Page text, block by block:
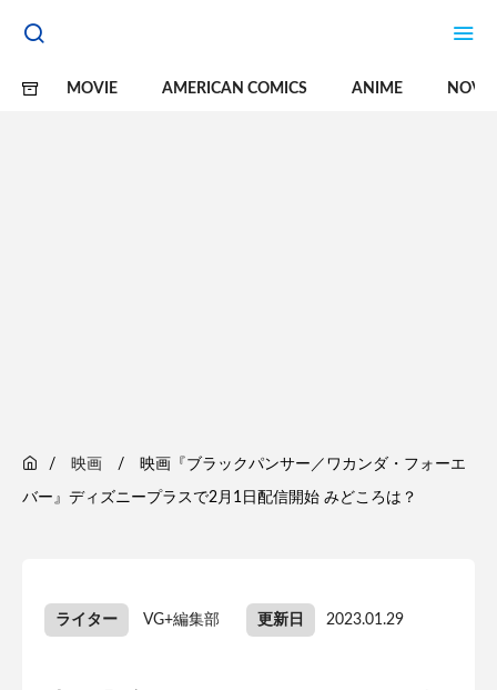
MOVIE AMERICAN COMICS ANIME
映画 映画『ブラックパンサー／ワカンダ・フォーエ
バー』ディズニープラスで2月1日配信開始 みどころは？
ライター VG+編集部 更新日 2023.01.29